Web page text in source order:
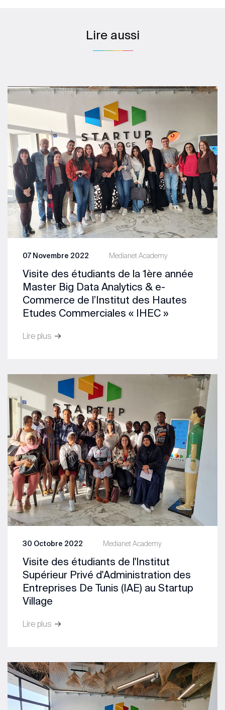
Lire aussi
Medianet Academy
07 Novembre 2022
Visite des étudiants de la 1ère année
Master Big Data Analytics & e-
Commerce de l’Institut des Hautes
Etudes Commerciales « IHEC »
Lire plus
Medianet Academy
30 Octobre 2022
Visite des étudiants de l'Institut
Supérieur Privé d'Administration des
Entreprises De Tunis (IAE) au Startup
Village
Lire plus